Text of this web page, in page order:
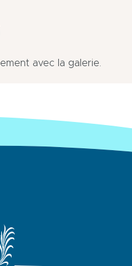
avec la galerie.